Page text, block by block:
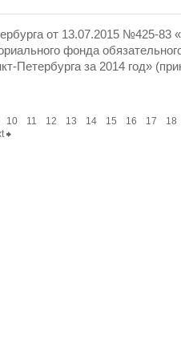
от 13.07.2015 №425-83
фонда
Петербурга за 2014 год»
10 11 12 13 14 15 16 17
18